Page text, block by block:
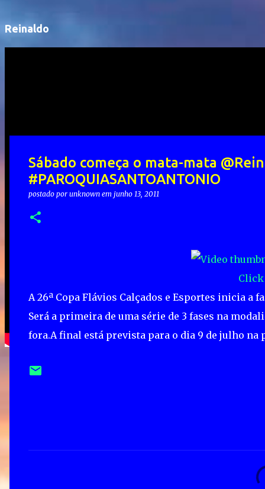
Reinaldo
Sábado começa o mata-mata
#PAROQUIASANTOANTONIO
postado por unknown em junho 13, 2011
Click
A 26ª Copa Flávios Calçados e Esportes inicia a
Será a primeira de uma série de 3 fases na
fora.A final está prevista para o dia 9 de julho na